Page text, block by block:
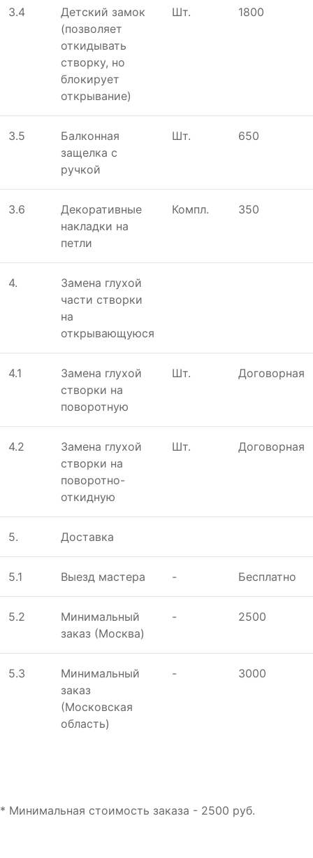
3.4
Детский замок
(позволяет
откидывать
створку, но
блокирует
открывание)
Шт. 1800
3.5
Балконная
защелка с
ручкой
Шт. 650
3.6
Декоративные
накладки на
петли
Компл. 350
4.
Замена глухой
части створки
на
открывающуюся
4.1
Замена глухой
створки на
поворотную
Шт. Договорная
4.2
Замена глухой
створки на
поворотно-
откидную
Шт. Договорная
5. Доставка
5.1 Выeзд мастeра - Бесплатно
5.2
Минимальный
заказ (Москва)
- 2500
5.3
Минимальный
заказ
(Московская
область)
- 3000
* Минимальная стоимость заказа - 2500 руб.